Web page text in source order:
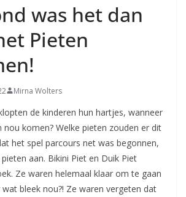
was het dan
Pieten
Mirna Wolters
de kinderen hun hartjes, wanneer
nou komen? Welke pieten zouden er dit
het spel parcours net was begonnen,
aan. Bikini Piet en Duik Piet
Ze waren helemaal klaar om te gaan
bleek nou?! Ze waren vergeten dat